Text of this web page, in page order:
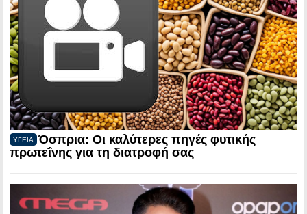
ΥΓΕΙΑ
Όσπρια: Οι καλύτερες πηγές φυτικής
πρωτεΐνης για τη διατροφή σας